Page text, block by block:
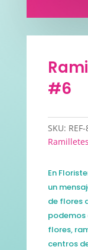
#6
SKU:
Ramilletes
En
un
de flores
podemos
flores,
centros